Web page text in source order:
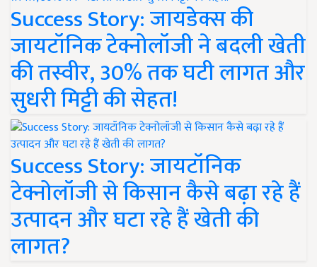
Success Story: जायडेक्स की
जायटॉनिक टेक्नोलॉजी ने बदली खेती
की तस्वीर, 30% तक घटी लागत और
सुधरी मिट्टी की सेहत!
Success Story: जायटॉनिक
टेक्नोलॉजी से किसान कैसे बढ़ा रहे हैं
उत्पादन और घटा रहे हैं खेती की
लागत?